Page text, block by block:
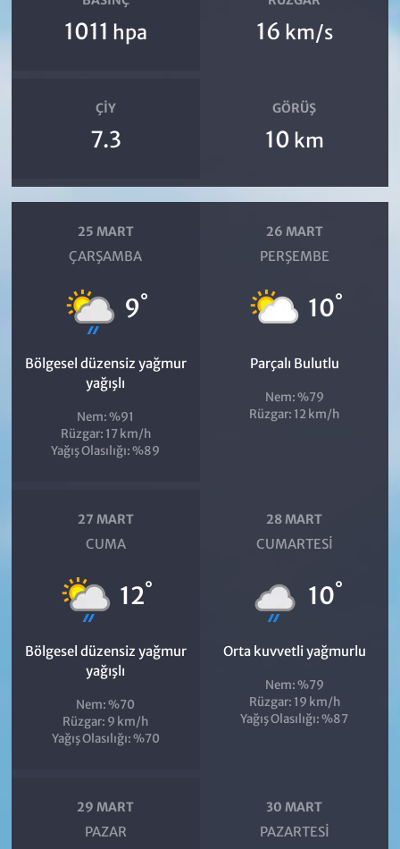
1011 hpa 16 km/s
ÇIY
7.3
GÖRÜŞ
10 km
25 MART
ÇARŞAMBA
9°
Bölgesel düzensiz yağmur
yağışlı
Nem: %91
Rüzgar: 17 km/h
Yağış Olasılığı: %89
26 MART
PERŞEMBE
10°
Parçalı Bulutlu
Nem: %79
Rüzgar: 12 km/h
27 MART
CUMA
12°
Bölgesel düzensiz yağmur
yağışlı
Nem: %70
Rüzgar: 9 km/h
Yağış Olasılığı: %70
28 MART
CUMARTESI
10°
Orta kuvvetli yağmurlu
Nem: %79
Rüzgar: 19 km/h
Yağış Olasılığı: %87
29 MART
PAZAR
30 MART
PAZARTESI